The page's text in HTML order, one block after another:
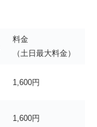
料金
（土日最大料金）
1,600円
1,600円